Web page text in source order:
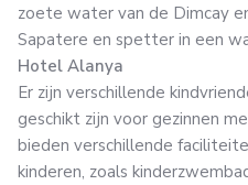
zoete water van de Dimcay
Sapatere en spetter in een
Hotel Alanya
Er zijn verschillende
geschikt zijn voor gezinnen
bieden verschillende
kinderen, zoals